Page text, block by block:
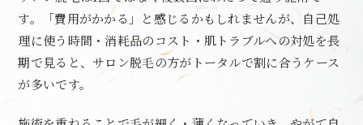
す。「費用がかかる」と感じるかもしれませんが、自己処
理に使う時間・消耗品のコスト・肌トラブルへの対処を長
期で見ると、サロン脱毛の方がトータルで割に合うケース
が多いです。